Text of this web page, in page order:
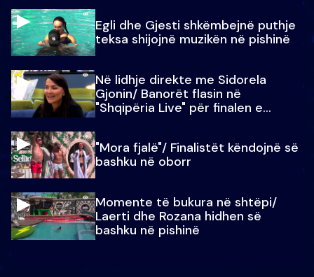
Egli dhe Gjesti shkëmbejnë puthje
teksa shijojnë muzikën në pishinë
Në lidhje direkte me Sidorela
Gjonin/ Banorët flasin në
"Shqipëria Live" për finalen e
"Mora fjalë"/ Finalistët këndojnë së
bashku në oborr
Momente të bukura në shtëpi/
Laerti dhe Rozana hidhen së
bashku në pishinë